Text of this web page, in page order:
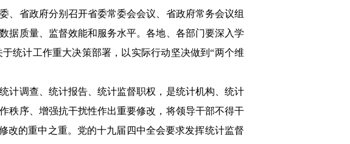
、省政府分别召开省委常委会会议、省政府常务会议组
据质量、监督效能和服务水平。各地、各部门要深入学
统计工作重大决策部署，以实际行动坚决做到“两个维
计调查、统计报告、统计监督职权，是统计机构、统计
秩序、增强抗干扰性作出重要修改，将领导干部不得干
改的重中之重。党的十九届四中全会要求发挥统计监督